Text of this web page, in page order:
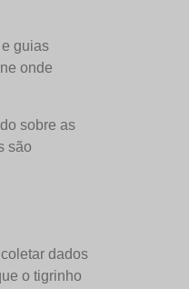
guias
onde
sobre as
são
dados
o tigrinho